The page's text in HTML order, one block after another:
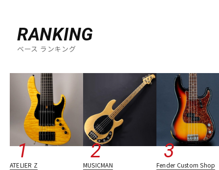
DTM オンライン納品
配信/ライブ機器 楽器アクセサリ
中古 ヴィンテージ
RANKING
ベース ランキング
ATELIER Z MUSICMAN Fender Custom Shop